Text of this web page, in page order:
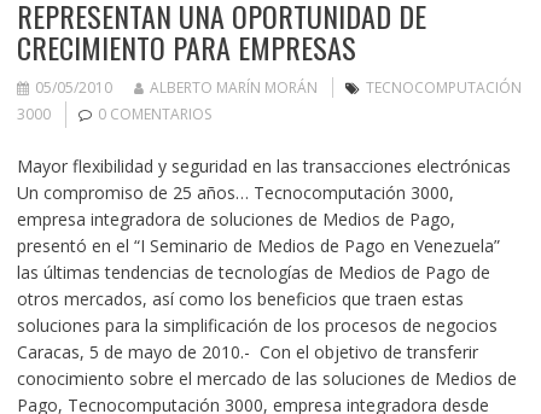
REPRESENTAN UNA OPORTUNIDAD DE
CRECIMIENTO PARA EMPRESAS
05/05/2010 ALBERTO MARÍN MORÁN
TECNOCOMPUTACIÓN
3000
0 COMENTARIOS
Mayor flexibilidad y seguridad en las transacciones electrónicas
Un compromiso de 25 años… Tecnocomputación 3000,
empresa integradora de soluciones de Medios de Pago,
presentó en el “I Seminario de Medios de Pago en Venezuela”
las últimas tendencias de tecnologías de Medios de Pago de
otros mercados, así como los beneficios que traen estas
soluciones para la simplificación de los procesos de negocios
Caracas, 5 de mayo de 2010.- Con el objetivo de transferir
conocimiento sobre el mercado de las soluciones de Medios de
Pago, Tecnocomputación 3000, empresa integradora desde